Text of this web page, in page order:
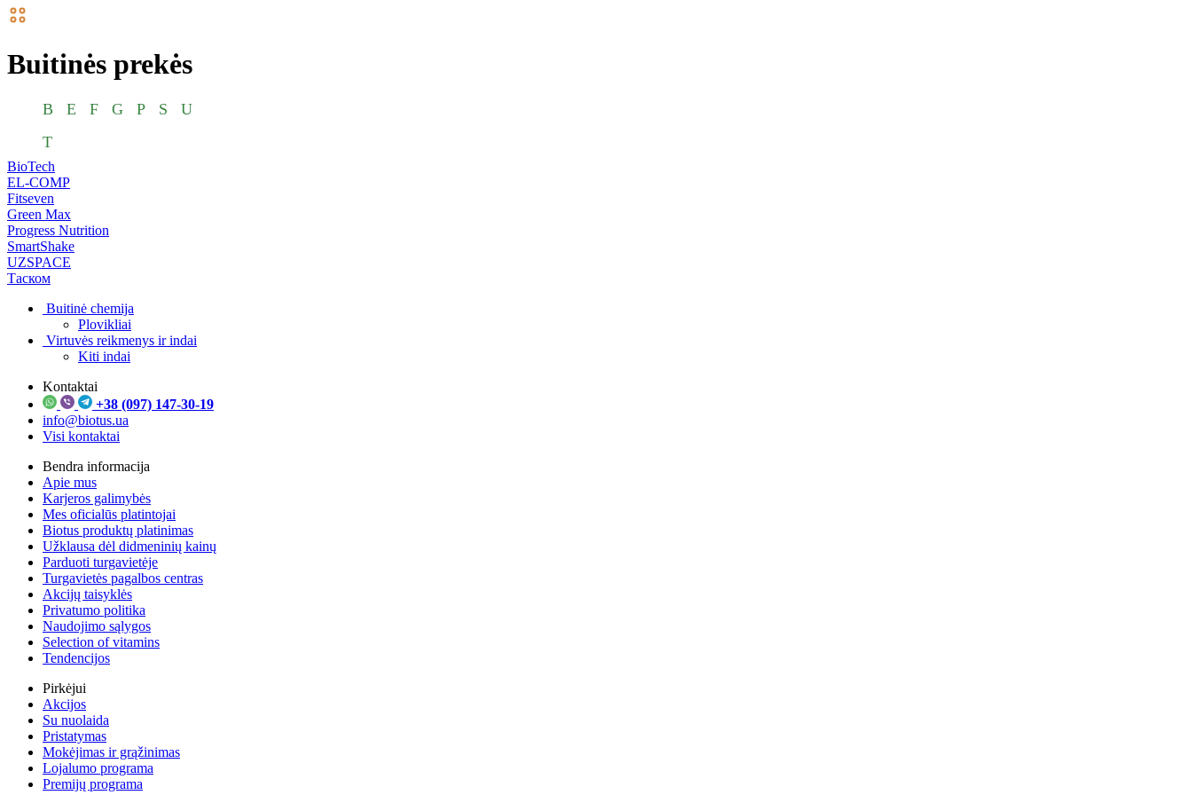
Buitinės prekės
B E F G P S
U
Т
BioTech
EL-COMP
Fitseven
Green Max
Progress Nutrition
SmartShake
UZSPACE
Таском
Buitinė chemija
Plovikliai
Virtuvės reikmenys ir indai
Kiti indai
Kontaktai
+38 (097) 147-30-19
info@biotus.ua
Visi kontaktai
Bendra informacija
Apie mus
Karjeros galimybės
Mes oficialūs platintojai
Biotus produktų platinimas
Užklausa dėl didmeninių kainų
Parduoti turgavietėje
Turgavietės pagalbos centras
Akcijų taisyklės
Privatumo politika
Naudojimo sąlygos
Selection of vitamins
Tendencijos
Pirkėjui
Akcijos
Su nuolaida
Pristatymas
Mokėjimas ir grąžinimas
Lojalumo programa
Premijų programa